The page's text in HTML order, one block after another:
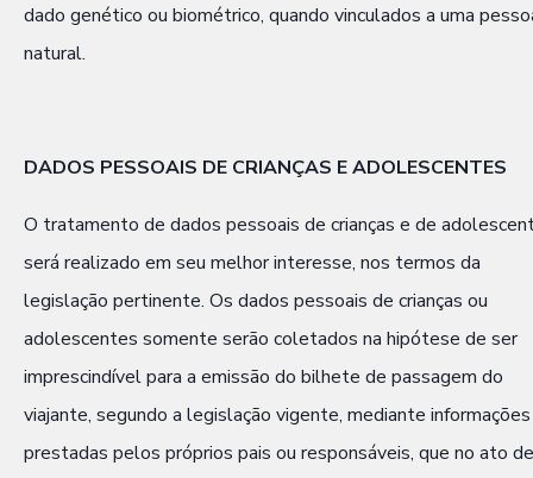
dado genético ou biométrico, quando vinculados a uma
natural.
DADOS PESSOAIS DE CRIANÇAS E ADOLESCENTES
O tratamento de dados pessoais de crianças e de
será realizado em seu melhor interesse, nos termos da
legislação pertinente. Os dados pessoais de crianças ou
adolescentes somente serão coletados na hipótese de ser
imprescindível para a emissão do bilhete de passagem do
viajante, segundo a legislação vigente, mediante informações
prestadas pelos próprios pais ou responsáveis, que no ato de